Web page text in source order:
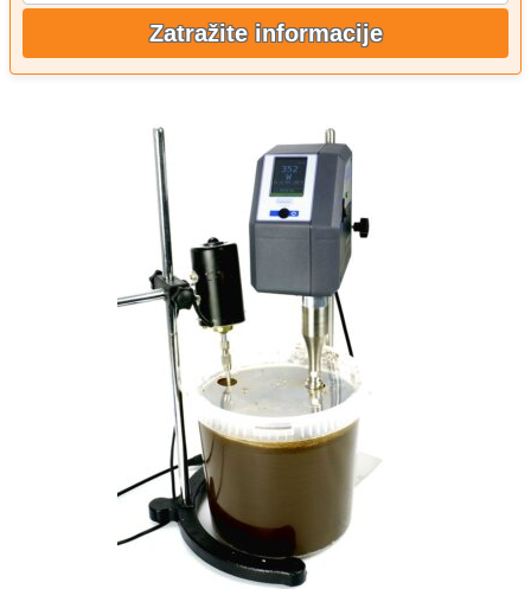
Zatražite informacije